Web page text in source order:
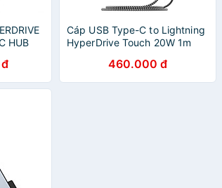
HUB
HD30F
Cáp USB Type-C to Lightning
HyperDrive Touch 20W 1m
460.000 đ